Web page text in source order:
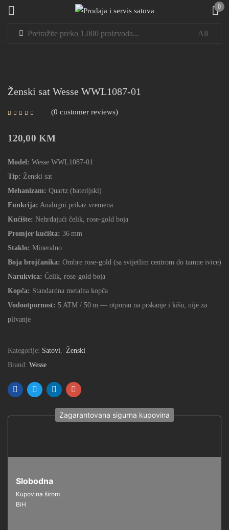
0
Ženski sat Wesse WWL1087-01
0 customer reviews
120,00 KM
Model: Wesse WWL1087‑01
Tip: Ženski sat
Mehanizam: Quartz (baterijski)
Funkcija: Analogni prikaz vremena
Kućište: Nehrđajući čelik, rose-gold boja
Promjer kućišta: 36 mm
Staklo: Mineralno
Boja brojčanika: Ombre rose-gold (sa svijetlim centrom do tamne ivice)
Narukvica: Čelik, rose-gold boja
Kopča: Standardna metalna kopča
Vodootpornost: 5 ATM / 50 m — otporan na prskanje i kišu, nije za
plivanje
Kategorije: Satovi, Ženski
Brand: Wesse
Zagarantovana sigurna kupovina
Slobodna
Kupovina širom
BiH
Sign in
CREATE AN ACCOUNT